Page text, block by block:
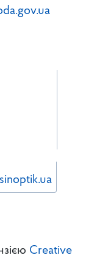
sinoptik.ua
Creative